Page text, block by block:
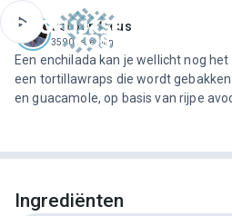
Jeroen Meus
3590 recepten
Een enchilada kan je wellicht nog
een tortillawraps die wordt
en guacamole, op basis van rijpe
waardoor je het gehakt niet zal
Ingrediënten